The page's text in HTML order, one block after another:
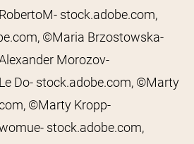
stock.adobe.com,
©Maria Brzostowska-
Morozov-
Do- stock.adobe.com, ©Marty
©Marty Kropp-
stock.adobe.com,